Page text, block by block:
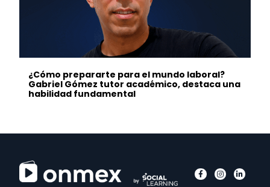
¿Cómo prepararte para el mundo laboral?
Gabriel Gómez tutor académico, destaca una
habilidad fundamental